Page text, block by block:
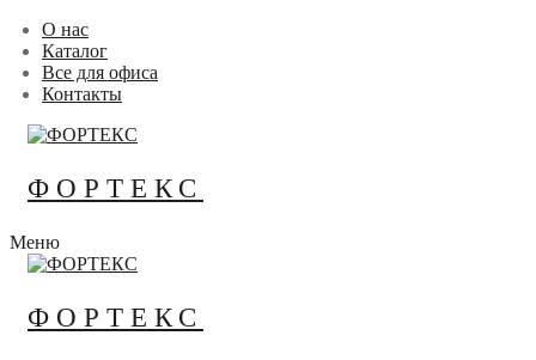
Перейти
содержимому
Меню
Закрыть
О нас
Каталог
Все для офиса
Контакты
ФОРТЕКС
Меню
ФОРТЕКС